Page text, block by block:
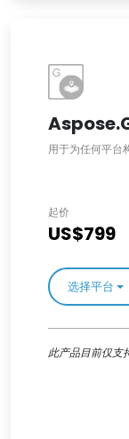
用于为任何平台
起价
US$799
选择平台
此产品目前仅支